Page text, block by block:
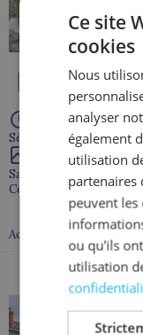
Séjour de 7 jour(s)
Saint Fiacre
Cotes d'armor - 22
Accompagnement
Ce site
cookies
Nous
analyser
également
utilisation
partenaires
peuvent les
ou qu'ils
utilisation